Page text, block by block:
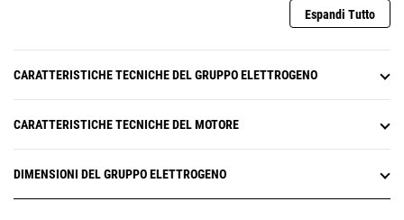
Espandi Tutto
CARATTERISTICHE TECNICHE DEL GRUPPO ELETTROGENO
CARATTERISTICHE TECNICHE DEL MOTORE
DIMENSIONI DEL GRUPPO ELETTROGENO